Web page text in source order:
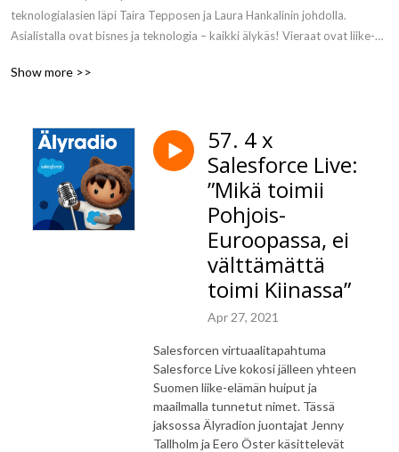
teknologialasien läpi Taira Tepposen ja Laura Hankalinin johdolla.
Asialistalla ovat bisnes ja teknologia – kaikki älykäs! Vieraat ovat liike-
Show more >>
57. 4 x
Salesforce Live:
”Mikä toimii
Pohjois-
Euroopassa, ei
välttämättä
toimi Kiinassa”
Apr 27, 2021
Salesforcen virtuaalitapahtuma
Salesforce Live kokosi jälleen yhteen
Suomen liike-elämän huiput ja
maailmalla tunnetut nimet. Tässä
jaksossa Älyradion juontajat Jenny
Tallholm ja Eero Öster käsittelevät